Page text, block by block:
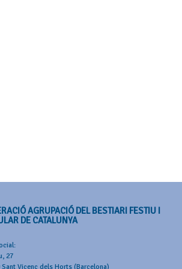
AGRUPACIÓ DEL BESTIARI FESTIU I
DE CATALUNYA
27
Sant Vicenç dels Horts (Barcelona)